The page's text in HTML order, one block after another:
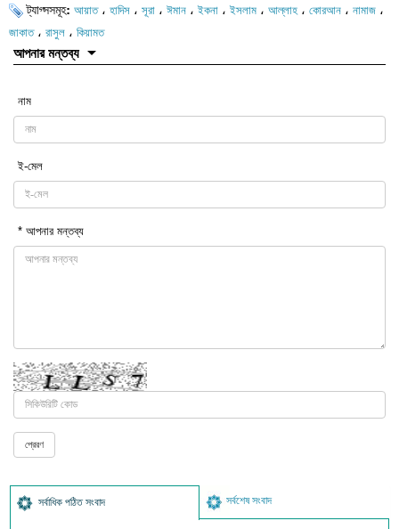
ট্যাগ্সসমূহ: আয়াত، হাদিস ، সূরা ، ঈমান ،ইকনা ،ইসলাম ، আল্লাহ ، কোরআন ، নামাজ ،
জাকাত، রাসুল ، কিয়ামত
আপনার মন্তব্য
নাম
ই-মেল
* আপনার মন্তব্য
সর্বাধিক পঠিত সংবাদ সর্বশেষ সংবাদ